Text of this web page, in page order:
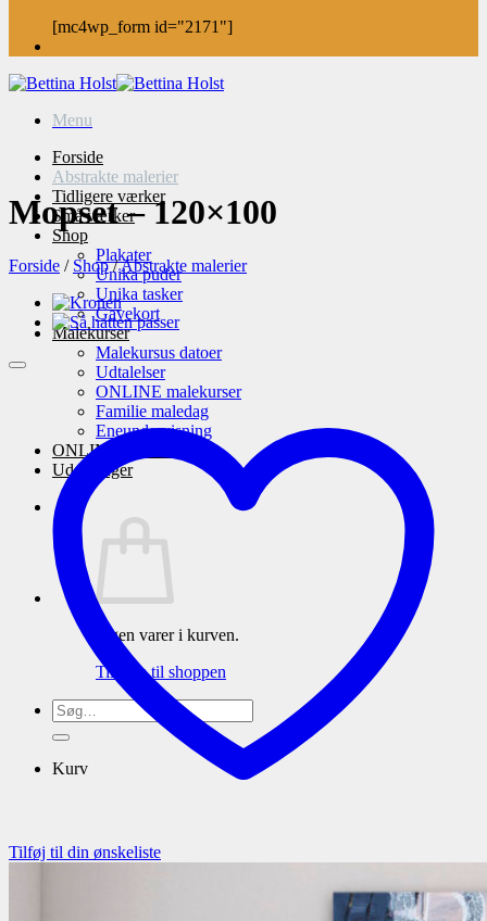
[mc4wp_form id="2171"]
Menu
Forside
Abstrakte malerier
Tidligere værker
Små værker
Shop
Plakater
Unika puder
Unika tasker
Gavekort
Malekurser
Malekursus datoer
Udtalelser
ONLINE malekurser
Familie maledag
Eneundervisning
ONLINE maleskole
Udstillinger
Ingen varer i kurven.
Tilbage til shoppen
Søg
efter:
Kurv
Mopset – 120×100
Forside / Shop /Abstrakte malerier
Tilføj til din ønskeliste